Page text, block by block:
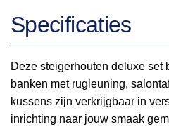
Specificaties
Deze steigerhouten deluxe set
banken met rugleuning,
kussens zijn verkrijgbaar in
inrichting naar jouw smaak